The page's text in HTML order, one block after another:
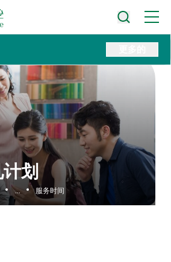
划
... 服务时间